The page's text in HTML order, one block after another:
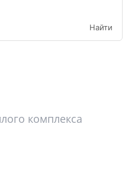
Найти
комплекса